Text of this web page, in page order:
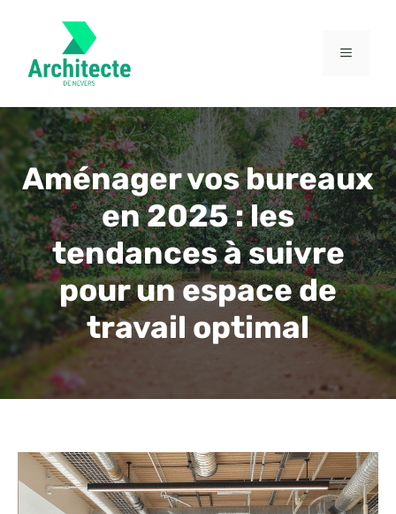
MENU
Aménager vos bureaux
en 2025 : les
tendances à suivre
pour un espace de
travail optimal